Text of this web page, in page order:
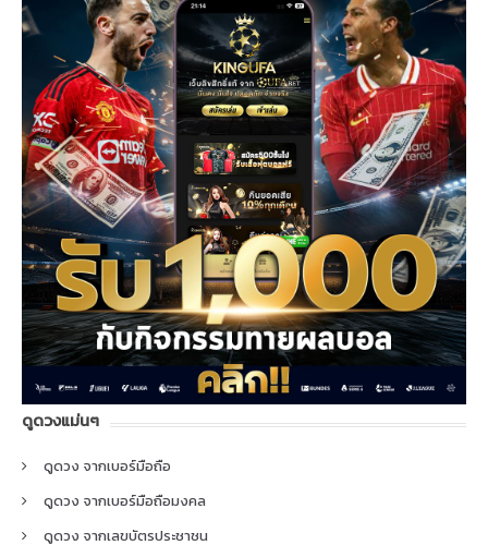
ดูดวงแม่นๆ
ดูดวง จากเบอร์มือถือ
ดูดวง จากเบอร์มือถือมงคล
ดูดวง จากเลขบัตรประชาชน